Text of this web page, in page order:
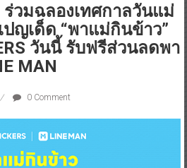
ร่วมฉลองเทศกาลวันแม่
ญเด็ด “พาแม่กินข้าว”
วันนี้ รับฟรีส่วนลดพา
MAN
0 Comment